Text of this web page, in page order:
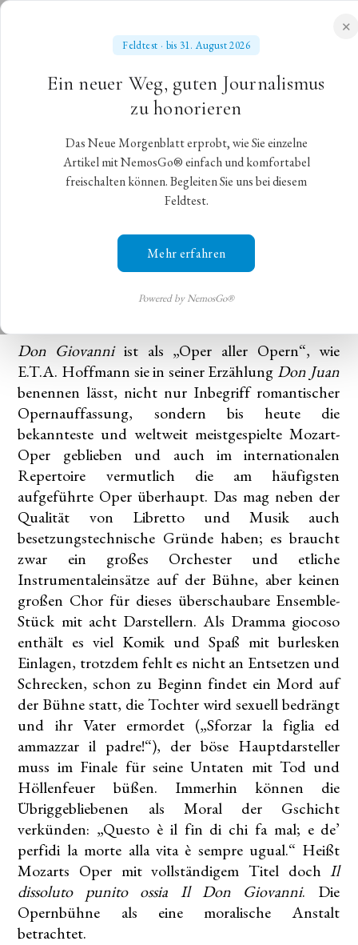
NEUES MORGENBLATT
für gebildete Stände
✕
Feldtest · bis 31. August 2026
Ein neuer Weg, guten Journalismus
zu honorieren
Das Neue Morgenblatt erprobt, wie Sie einzelne
Artikel mit NemosGo® einfach und komfortabel
freischalten können. Begleiten Sie uns bei diesem
Feldtest.
Mehr erfahren
Powered by NemosGo®
Mozarts „Don Giovanni“ an der
Berliner Staatsoper
Zum Abschluss der „Mozart-Da-Ponte-Trilogie“ an
der Berliner Staatsoper mit Mozarts „Don
Don Giovanniist als „Oper aller Opern“, wie
E.T.A. Hoffmann sie in seiner ErzählungDon Juan
benennen lässt, nicht nur Inbegriff romantischer
Opernauffassung, sondern bis heute die
bekannteste und weltweit meistgespielte Mozart-
Oper geblieben und auch im internationalen
Repertoire vermutlich die am häufigsten
aufgeführte Oper überhaupt. Das mag neben der
Qualität von Libretto und Musik auch
besetzungstechnische Gründe haben; es braucht
zwar ein großes Orchester und etliche
Instrumentaleinsätze auf der Bühne, aber keinen
großen Chor für dieses überschaubare Ensemble-
Stück mit acht Darstellern. Als Dramma giocoso
enthält es viel Komik und Spaß mit burlesken
Einlagen, trotzdem fehlt es nicht an Entsetzen und
Schrecken, schon zu Beginn findet ein Mord auf
der Bühne statt, die Tochter wird sexuell bedrängt
und ihr Vater ermordet („Sforzar la figlia ed
ammazzar il padre!“), der böse Hauptdarsteller
muss im Finale für seine Untaten mit Tod und
Höllenfeuer büßen. Immerhin können die
Übriggebliebenen als Moral der Gschicht
verkünden: „Questo è il fin di chi fa mal; e de’
perfidi la morte alla vita è sempre ugual.“ Heißt
Mozarts Oper mit vollständigem Titel dochIl
dissoluto punito ossia Il Don Giovanni. Die
Opernbühne als eine moralische Anstalt
betrachtet.